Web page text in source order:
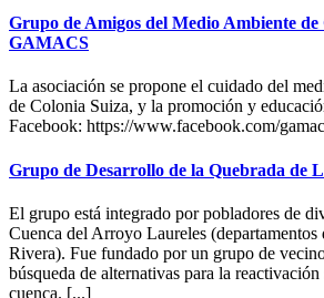
Grupo de Amigos del Medio Ambiente de
GAMACS
La asociación se propone el cuidado del
de Colonia Suiza, y la promoción y
Facebook: https://www.facebook.com/
Grupo de Desarrollo de la Quebrada de
El grupo está integrado por pobladores de
Cuenca del Arroyo Laureles (departamentos
Rivera). Fue fundado por un grupo de
búsqueda de alternativas para la
cuenca. [...]